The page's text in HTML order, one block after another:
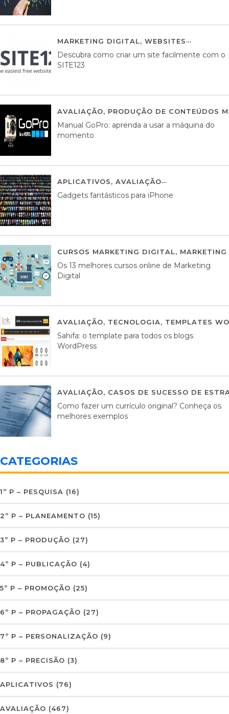
MARKETING DIGITAL, WEBSITES
Descubra como criar um site facilmente com o
SITE123
AVALIAÇÃO, PRODUÇÃO DE CONTEÚDOS
Manual GoPro: aprenda a usar a máquina do
momento
APLICATIVOS, AVALIAÇÃO
Gadgets fantásticos para iPhone
CURSOS MARKETING DIGITAL,
Os 13 melhores cursos online de Marketing
Digital
AVALIAÇÃO, TECNOLOGIA, TEMPLATES
Sahifa: o template para todos os blogs
WordPress
AVALIAÇÃO, CASOS DE SUCESSO DE
Como fazer um currículo original? Conheça os
melhores exemplos
CATEGORIAS
1º P – PESQUISA (16)
2º P – PLANEAMENTO (15)
3º P – PRODUÇÃO (27)
4º P – PUBLICAÇÃO (4)
5º P – PROMOÇÃO (25)
6º P – PROPAGAÇÃO (27)
7º P – PERSONALIZAÇÃO (9)
8º P – PRECISÃO (3)
APLICATIVOS (76)
AVALIAÇÃO (467)